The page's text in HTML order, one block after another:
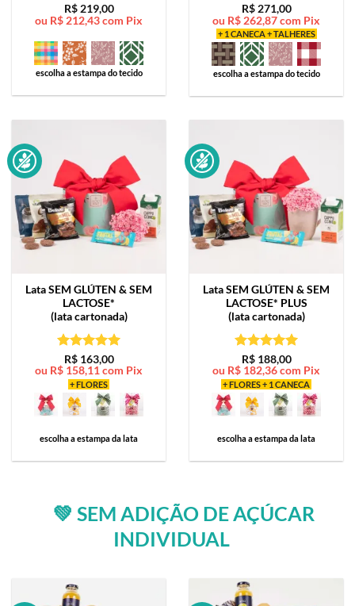
Avaliação5
de 5
R$219,00
ou R$ 212,43com Pix
escolha a estampa do tecido
Avaliação5
de 5
R$271,00
ou R$ 262,87com Pix
+ 1 CANECA + TALHERES
escolha a estampa do tecido
LataSEM GLÚTEN & SEM
LACTOSE*
(lata cartonada)
Avaliação5
de 5
R$163,00
ou R$ 158,11 com Pix
+ FLORES
escolha a estampa da lata
LataSEM GLÚTEN & SEM
LACTOSE* PLUS
(lata cartonada)
Avaliação5
de 5
R$188,00
ou R$ 182,36com Pix
+ FLORES + 1 CANECA
escolha a estampa da lata
💚 SEM ADIÇÃO DE AÇÚCAR
INDIVIDUAL